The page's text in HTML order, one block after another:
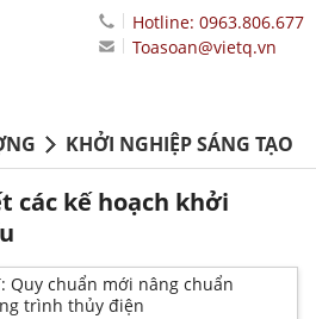
Hotline: 0963.806.677
Toasoan@vietq.vn
KHỞI NGHIỆP SÁNG TẠO
các kế hoạch khởi
Quy chuẩn mới nâng chuẩn
trình thủy điện